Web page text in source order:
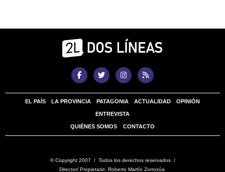
EL PAÍS LA PROVINCIA PATAGONIA ACTUALIDAD OPINIÓN
ENTREVISTA
QUIÉNES SOMOS CONTACTO
© Copyright 2007 / Todos los derechos reservados /
Director/ Propietario: Roberto Martín Zorrozúa